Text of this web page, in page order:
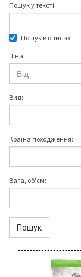
Пошук у текстi:
Пошук в описах
Ціна:
Вид:
Країна походження:
Вага, об'єм:
Пошук